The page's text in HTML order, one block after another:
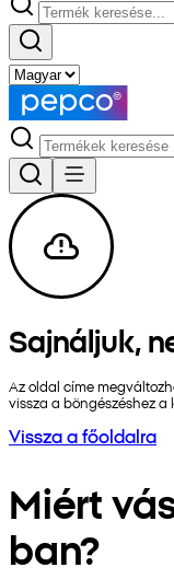
Sajnáljuk,
Az oldal címe
vissza a böngészéshez
Vissza a főoldalra
Miért
ban?